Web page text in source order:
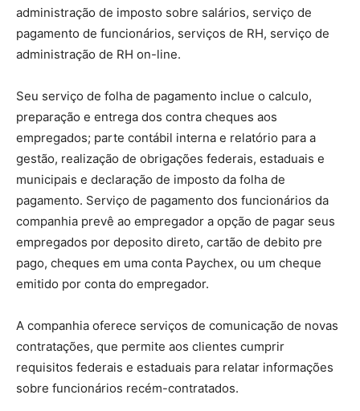
administração de imposto sobre salários, serviço de
pagamento de funcionários, serviços de RH, serviço de
administração de RH on-line.
Seu serviço de folha de pagamento inclue o calculo,
preparação e entrega dos contra cheques aos
empregados; parte contábil interna e relatório para a
gestão, realização de obrigações federais, estaduais e
municipais e declaração de imposto da folha de
pagamento. Serviço de pagamento dos funcionários da
companhia prevê ao empregador a opção de pagar seus
empregados por deposito direto, cartão de debito pre
pago, cheques em uma conta Paychex, ou um cheque
emitido por conta do empregador.
A companhia oferece serviços de comunicação de novas
contratações, que permite aos clientes cumprir
requisitos federais e estaduais para relatar informações
sobre funcionários recém-contratados.